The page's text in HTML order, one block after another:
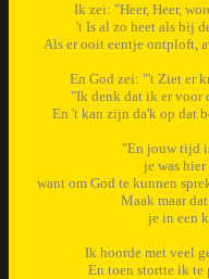
Ik zei: "Heer, Heer,
't Is al zo heet als bij
Als er ooit eentje ontploft,
En God zei: "'t Ziet er
"Ik denk dat ik er voor
En 't kan zijn da'k op dat
"En jouw tijd
je was
want om God te kunnen
Maak maar
je in een
Ik hoorde met veel
En toen stortte ik te